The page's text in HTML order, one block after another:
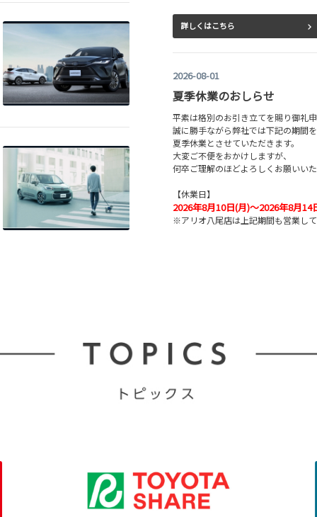
詳しくはこちら
2026-08-01
夏季休業のおしらせ
平素は格別のお引き立てを賜り御礼
誠に勝手ながら弊社では下記の期間を
夏季休業とさせていただきます。
大変ご不便をおかけしますが、
何卒ご理解のほどよろしくお願いい
【休業日】
2026年8月10日(月)～2026年8月14
※アリオ八尾店は上記期間も営業し
アリオ八尾 休館に伴う営
2026年6月29日（月）・30日（
休館となります。
ご迷惑をおかけいたしますが、ご
よろしくお願い申し上げます。
また、イトーヨーカドーアリオ八